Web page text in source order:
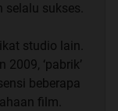
sukses.
studio lain.
‘pabrik’
beberapa
film.